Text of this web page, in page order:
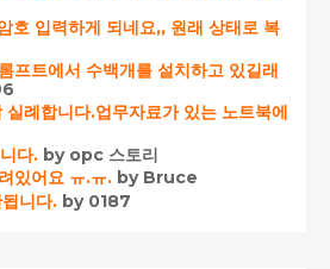
호 입력하게 되네요,, 원래 상태로 복
프트에서 수백개를 설치하고 있길래
례합니다.업무자료가 있는 노트북에
다. by opc 스토리
있어요 ㅠ.ㅠ. by Bruce
니다. by 0187